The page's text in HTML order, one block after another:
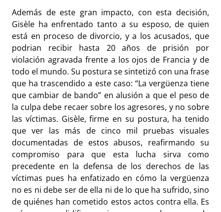
Además de este gran impacto, con esta decisión,
Gisèle ha enfrentado tanto a su esposo, de quien
está en proceso de divorcio, y a los acusados, que
podrian recibir hasta 20 años de prisión por
violación agravada frente a los ojos de Francia y de
todo el mundo. Su postura se sintetizó con una frase
que ha trascendido a este caso: “La vergüenza tiene
que cambiar de bando” en alusión a que el peso de
la culpa debe recaer sobre los agresores, y no sobre
las víctimas. Gisèle, firme en su postura, ha tenido
que ver las más de cinco mil pruebas visuales
documentadas de estos abusos, reafirmando su
compromiso para que esta lucha sirva como
precedente en la defensa de los derechos de las
víctimas pues ha enfatizado en cómo la vergüenza
no es ni debe ser de ella ni de lo que ha sufrido, sino
de quiénes han cometido estos actos contra ella. Es